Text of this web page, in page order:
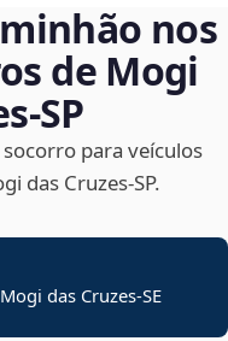
nos
de Mogi
para veículos
das Cruzes‑SP.
Mogi das Cruzes-SE